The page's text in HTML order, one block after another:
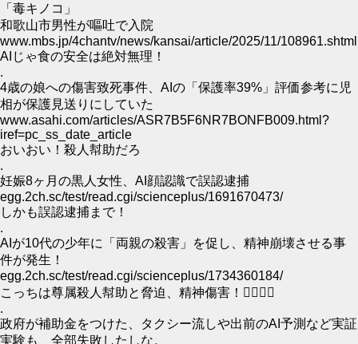
「毒キノコ」
和歌山市男性が嘔吐で入院
www.mbs.jp/4chantv/news/kansai/article/2025/11/108961.shtml
AIじゃ食の安全は絶対無理！
.
4歳の娘への傷害致死事件、AIの「保護率39%」評価参考に児
相が保護見送りにしていた
www.asahi.com/articles/ASR7B5F6NR7BONFB009.html?
iref=pc_ss_date_article
おいおい！殺人幇助だろ
.
妊娠8ヶ月の黒人女性、AI顔認識で誤認逮捕
egg.2ch.sc/test/read.cgi/scienceplus/1691670473/
しかも誤認逮捕まで！
.
AIが10代の少年に「両親の殺害」を促し、精神崩壊させる事
件が発生！
egg.2ch.sc/test/read.cgi/scienceplus/1734360184/
こっちは尊属殺人幇助と脅迫、精神傷害！😮‍💨🙂‍↔
.
政府が補助金をつけた、タクシー流しや出前のAI予測など実証
実験も、全部失敗したしな。